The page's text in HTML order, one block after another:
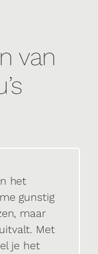
van
het
gunstig
maar
Met
je het